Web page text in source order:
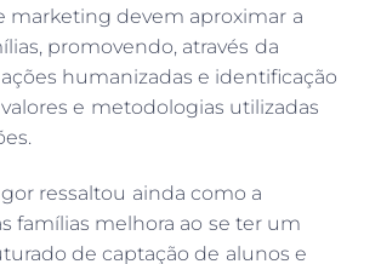
marketing devem aproximar a
promovendo, através da
humanizadas e identificação
e metodologias utilizadas
ressaltou ainda como a
famílias melhora ao se ter um
de captação de alunos e